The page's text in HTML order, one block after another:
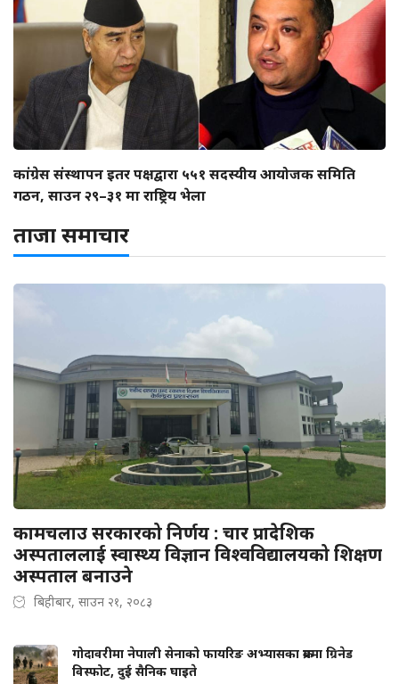
कांग्रेस संस्थापन इतर पक्षद्वारा ५५१ सदस्यीय आयोजक समिति
गठन, साउन २९–३१ मा राष्ट्रिय भेला
ताजा समाचार
कामचलाउ सरकारको निर्णय : चार प्रादेशिक
अस्पताललाई स्वास्थ्य विज्ञान विश्वविद्यालयको शिक्षण
अस्पताल बनाउने
बिहीबार, साउन २१, २०८३
गोदावरीमा नेपाली सेनाको फायरिङ अभ्यासका क्रममा ग्रिनेड
विस्फोट, दुई सैनिक घाइते